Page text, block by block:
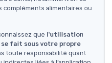
compléments alimentaires ou
que l'utilisation
fait sous votre propre
toute responsabilité quant